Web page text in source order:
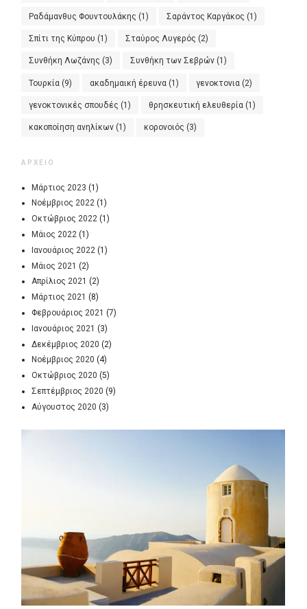
Ραδάμανθυς Φουντουλάκης (1) Σαράντος Καργάκος (1)
Σπίτι της Κύπρου (1) Σταύρος Λυγερός (2)
Συνθήκη Λωζάνης (3) Συνθήκη των Σεβρών(1)
Τουρκία (9) ακαδημαική έρευνα (1) γενοκτονια (2)
γενοκτονικές σπουδές (1) θρησκευτική ελευθερία(1)
κακοποίηση ανηλίκων (1) κορονοιός (3)
ΑΡΧΕΙΟ
Μάρτιος 2023 (1)
Νοέμβριος 2022(1)
Οκτώβριος 2022(1)
Μάιος 2022(1)
Ιανουάριος 2022 (1)
Μάιος 2021 (2)
Απρίλιος 2021 (2)
Μάρτιος 2021 (8)
Φεβρουάριος 2021 (7)
Ιανουάριος 2021 (3)
Δεκέμβριος 2020 (2)
Νοέμβριος 2020 (4)
Οκτώβριος 2020 (5)
Σεπτέμβριος 2020 (9)
Αύγουστος 2020 (3)